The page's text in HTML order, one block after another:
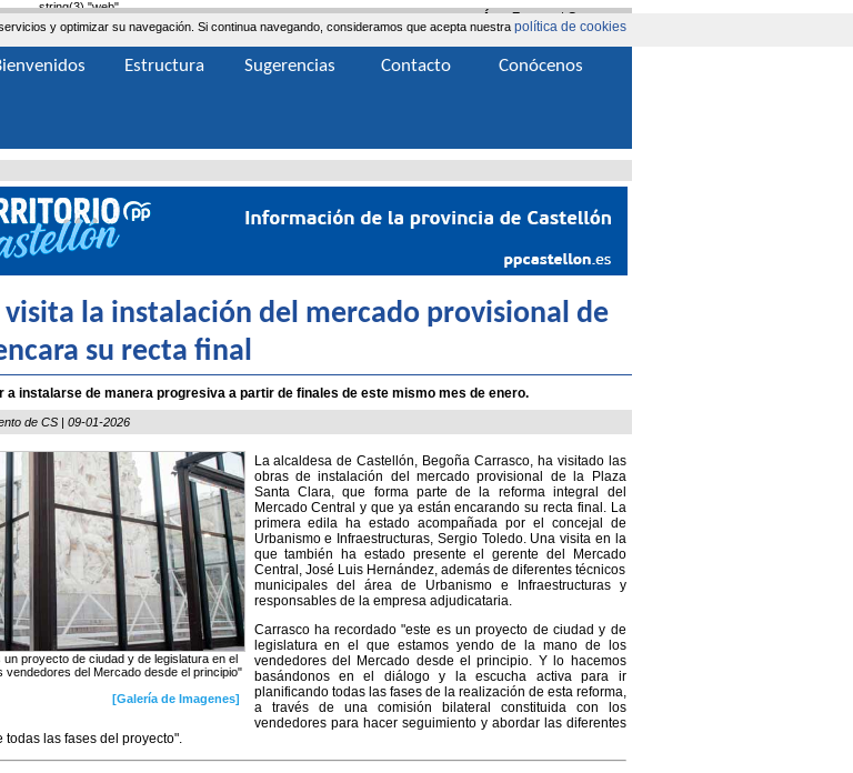
string(3) "web"
y optimizar su navegación. Si continua navegando, consideramos que acepta nuestra política de cookies
visita la instalación del mercado provisional de
su recta final
a instalarse de manera progresiva a partir de finales de este mismo mes de enero.
de CS | 09-01-2026
proyecto de ciudad y de legislatura en el
del Mercado desde el principio"
[Galería de Imagenes]
La alcaldesa de Castellón, Begoña Carrasco, ha visitado las
obras de instalación del mercado provisional de la Plaza
Santa Clara, que forma parte de la reforma integral del
Mercado Central y que ya están encarando su recta final. La
primera edila ha estado acompañada por el concejal de
Urbanismo e Infraestructuras, Sergio Toledo. Una visita en la
que también ha estado presente el gerente del Mercado
Central, José Luis Hernández, además de diferentes técnicos
municipales del área de Urbanismo e Infraestructuras y
responsables de la empresa adjudicataria.
Carrasco ha recordado "este es un proyecto de ciudad y de
legislatura en el que estamos yendo de la mano de los
vendedores del Mercado desde el principio. Y lo hacemos
basándonos en el diálogo y la escucha activa para ir
planificando todas las fases de la realización de esta reforma,
a través de una comisión bilateral constituida con los
vendedores para hacer seguimiento y abordar las diferentes
las fases del proyecto".
|Contacta
Área Extranet
Estructura Sugerencias Contacto Conócenos